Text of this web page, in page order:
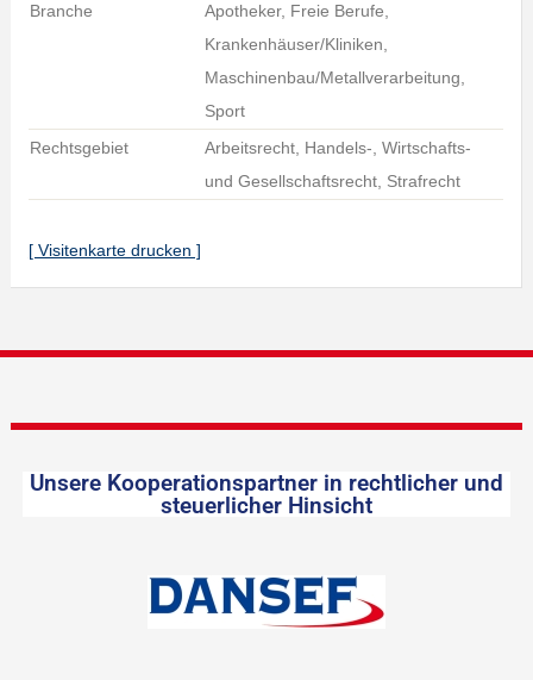
Branche
Apotheker, Freie Berufe,
Krankenhäuser/Kliniken,
Maschinenbau/Metallverarbeitung,
Sport
Rechtsgebiet
Arbeitsrecht, Handels-, Wirtschafts-
und Gesellschaftsrecht, Strafrecht
[ Visitenkarte drucken ]
Unsere Kooperationspartner in rechtlicher und
steuerlicher Hinsicht